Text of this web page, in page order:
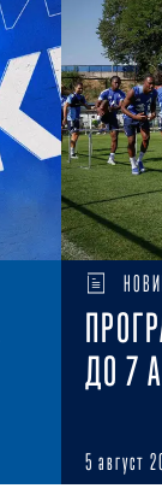
ДО 7
5 август